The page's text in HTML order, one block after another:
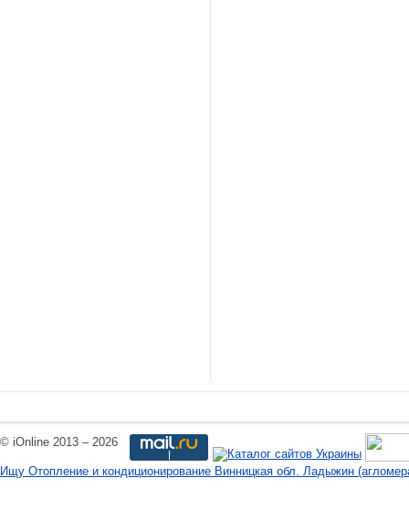
© iOnline 2013 – 2026
Ищу Отопление и кондиционирование Винницкая обл. Ладыжин